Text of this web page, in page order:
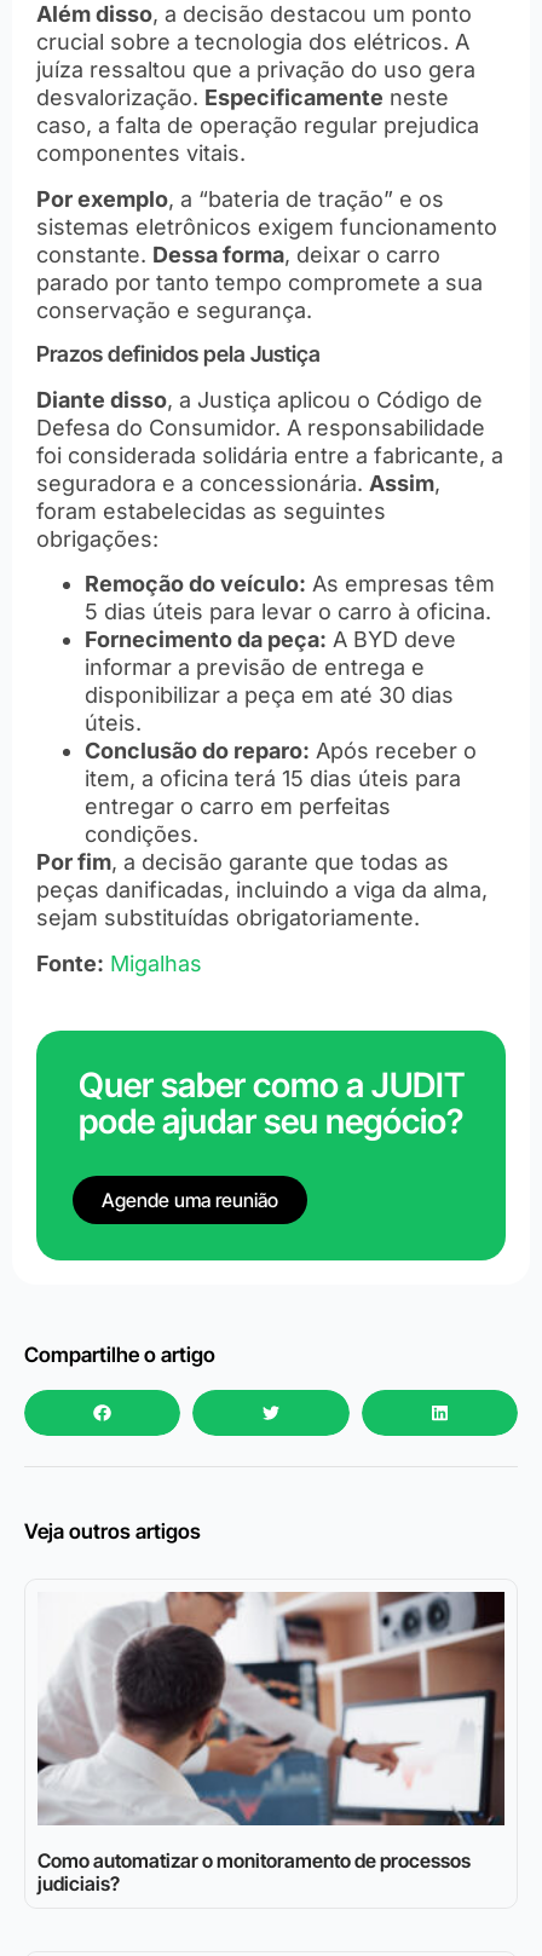
Além disso, a decisão destacou um ponto
crucial sobre a tecnologia dos elétricos. A
juíza ressaltou que a privação do uso gera
desvalorização. Especificamente neste
caso, a falta de operação regular prejudica
componentes vitais.
Por exemplo, a “bateria de tração” e os
sistemas eletrônicos exigem funcionamento
constante. Dessa forma, deixar o carro
parado por tanto tempo compromete a sua
conservação e segurança.
Prazos definidos pela Justiça
Diante disso, a Justiça aplicou o Código de
Defesa do Consumidor. A responsabilidade
foi considerada solidária entre a fabricante, a
seguradora e a concessionária. Assim,
foram estabelecidas as seguintes
obrigações:
Remoção do veículo: As empresas têm
5 dias úteis para levar o carro à oficina.
Fornecimento da peça: A BYD deve
informar a previsão de entrega e
disponibilizar a peça em até 30 dias
úteis.
Conclusão do reparo: Após receber o
item, a oficina terá 15 dias úteis para
entregar o carro em perfeitas
condições.
Por fim, a decisão garante que todas as
peças danificadas, incluindo a viga da alma,
sejam substituídas obrigatoriamente.
Fonte: Migalhas
Quer saber como a JUDIT
pode ajudar seu negócio?
Agende uma reunião
Compartilhe o artigo
Veja outros artigos
Como automatizar o monitoramento de processos
judiciais?